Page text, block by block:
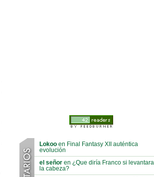
Lokoo en Final Fantasy XII auténtica
evolución
el señor en ¿Que diría Franco si levantara
la cabeza?